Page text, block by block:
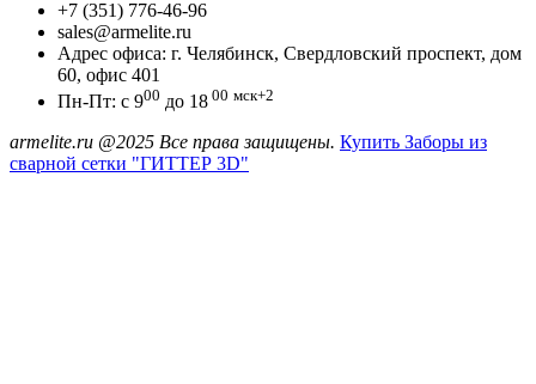
+7 (351) 776-46-96
sales@armelite.ru
Адрес офиса: г. Челябинск, Свердловский проспект, дом
60, офис 401
Пн-Пт: с 900 до 18 00 мск+2
armelite.ru @2025 Все права защищены. Купить Заборы из
сварной сетки "ГИТТЕР 3D"